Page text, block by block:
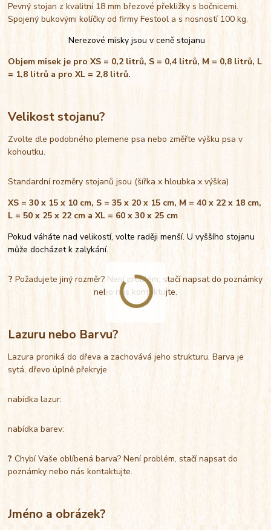
Pevný stojan z kvalitní 18 mm březové překližky s bočnicemi.
Spojený bukovými kolíčky od firmy Festool a s nosností 100 kg.
Nerezové misky jsou v ceně stojanu
Objem misek je pro XS = 0,2 litrů, S = 0,4 litrů, M = 0,8 litrů, L
= 1,8 litrů a pro XL = 2,8 litrů.
Velikost stojanu?
Zvolte dle podobného plemene psa nebo změřte výšku psa v
kohoutku.
Standardní rozměry stojanů jsou (šířka x hloubka x výška)
XS = 30 x 15 x 10 cm, S = 35 x 20 x 15 cm, M = 40 x 22 x 18 cm,
L = 50 x 25 x 22 cm a XL = 60 x 30 x 25 cm
Pokud váháte nad velikostí, volte raději menší. U vyššího stojanu
může docházet k zalykání.
? Požadujete jiný rozměr? Není problém, stačí napsat do poznámky
nebo nás kontaktujte.
Lazuru nebo Barvu?
Lazura proniká do dřeva a zachovává jeho strukturu. Barva je
sytá, dřevo úplně překryje
nabídka lazur:
nabídka barev:
?Chybí Vaše oblíbená barva? Není problém, stačí napsat do
poznámky nebo nás kontaktujte.
Jméno a obrázek?